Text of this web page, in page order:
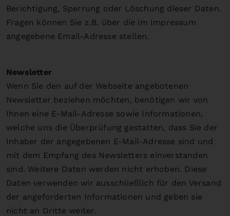
Berichtigung, Sperrung oder Löschung dieser Daten.
Fragen können Sie z.B. über die im Impressum
angegebene Email-Adresse stellen.
Newsletter
Wenn Sie den auf der Webseite angebotenen
Newsletter beziehen möchten, benötigen wir von
Ihnen eine E-Mail-Adresse sowie Informationen,
welche uns die Überprüfung gestatten, dass Sie der
Inhaber der angegebenen E-Mail-Adresse sind und
mit dem Empfang des Newsletters einverstanden
sind. Weitere Daten werden nicht erhoben. Diese
Daten verwenden wir ausschließlich für den Versand
der angeforderten Informationen und geben sie
nicht an Dritte weiter.